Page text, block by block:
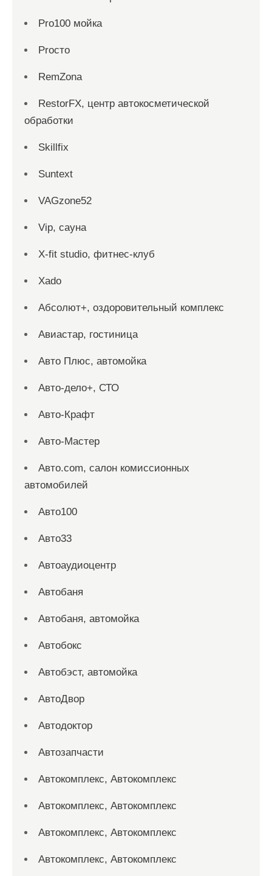
Pro100 мойка
Proсто
RemZona
RestorFX, центр автокосметической
обработки
Skillfix
Suntext
VAGzone52
Vip, сауна
X-fit studio, фитнес-клуб
Xado
Абсолют+, оздоровительный комплекс
Авиастар, гостиница
Авто Плюс, автомойка
Авто-дело+, СТО
Авто-Крафт
Авто-Мастер
Авто.com, салон комиссионных
автомобилей
Авто100
Авто33
Автоаудиоцентр
Автобаня
Автобаня, автомойка
Автобокс
Автобэст, автомойка
АвтоДвор
Автодоктор
Автозапчасти
Автокомплекс, Автокомплекс
Автокомплекс, Автокомплекс
Автокомплекс, Автокомплекс
Автокомплекс, Автокомплекс